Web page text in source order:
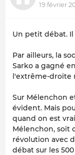
19 février
Un petit débat.
Par ailleurs, la
Sarko a gagné
l'extrême-droite
Sur Mélenchon
évident. Mais
quand on est
Mélenchon, soit
révolution avec
débat sur les